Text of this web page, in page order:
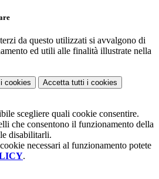
da questo utilizzati si avvalgono di
ed utili alle finalità illustrate nella
i cookies Accetta tutti i cookies
scegliere quali cookie consentire.
che consentono il funzionamento della
disabilitarli.
necessari al funzionamento potete
.